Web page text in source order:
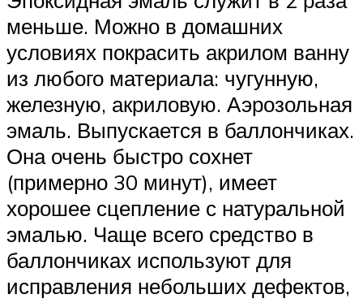
меньше. Можно в домашних
условиях покрасить акрилом ванну
из любого материала: чугунную,
железную, акриловую. Аэрозольная
эмаль. Выпускается в баллончиках.
Она очень быстро сохнет
(примерно 30 минут), имеет
хорошее сцепление с натуральной
эмалью. Чаще всего средство в
баллончиках используют для
исправления небольших дефектов,